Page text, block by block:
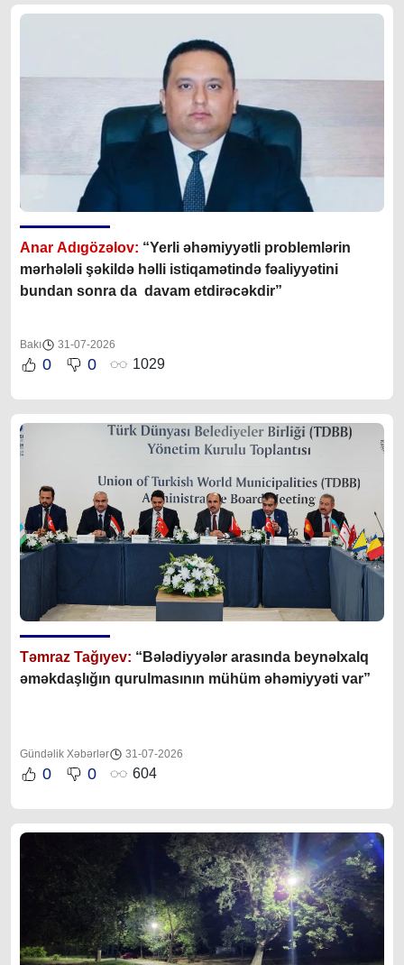
Anar Adıgözəlov: “Yerli əhəmiyyətli problemlərin
mərhələli şəkildə həlli istiqamətində fəaliyyətini
bundan sonra da davam etdirəcəkdir”
Bakı 31-07-2026
0 0 1029
Təmraz Tağıyev: “Bələdiyyələr arasında beynəlxalq
əməkdaşlığın qurulmasının mühüm əhəmiyyəti var”
Gündəlik Xəbərlər 31-07-2026
0 0 604